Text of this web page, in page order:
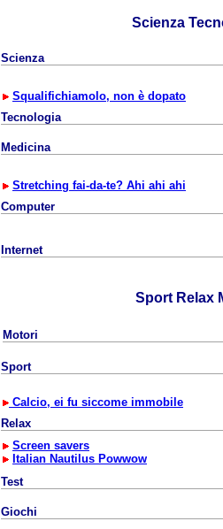
Scienza
Scienza
Squalifichiamolo, non è dopato
Tecnologia
Medicina
Stretching fai-da-te? Ahi ahi ahi
Computer
Internet
Sport Relax
Motori
Sport
Calcio, ei fu siccome immobile
Relax
Screen savers
Italian Nautilus Powwow
Test
Giochi